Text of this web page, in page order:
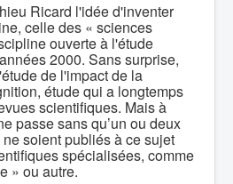
Ricard l'idée d'inventer
celle des « sciences
ouverte à l'étude
2000. Sans surprise,
de l'impact de la
étude qui a longtemps
scientifiques. Mais à
passe sans qu’un ou deux
soient publiés à ce sujet
spécialisées, comme
» ou autre.